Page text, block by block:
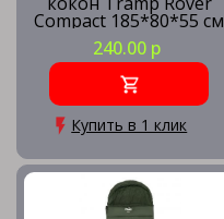
Compact 185*80*55 см
(-25°C)
240.00 р
Купить в 1 клик